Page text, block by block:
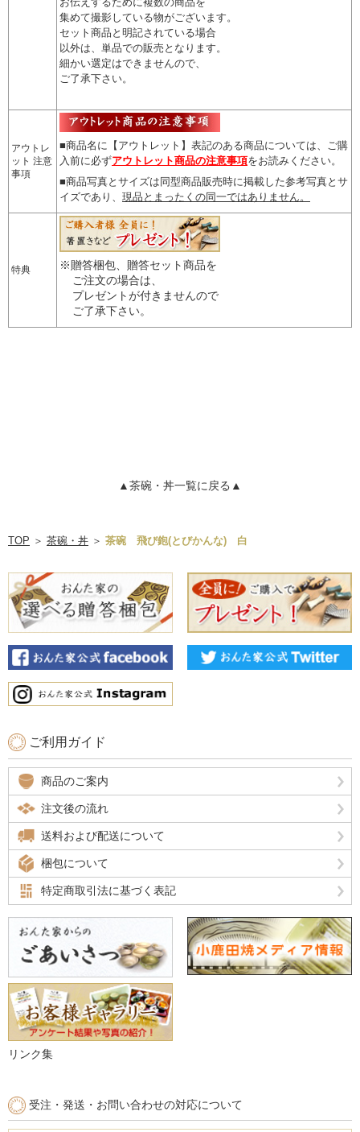
集めて撮影している物がございます。
セット商品と明記されている場合
以外は、単品での販売となります。
細かい選定はできませんので
ご了承下さい。
アウトレ
ット 注意
事項
■商品名に【アウトレット】表記のある商品については、
ご購
入前に必ずアウトレット商品の注意事項をお読みください。
■商品写真とサイズは同型商品販売時に掲載した参考写真とサ
イズであり、 現品とまったくの同一ではありません。
特典
※贈答梱包、贈答セット商品を
ご注文の場合は、
プレゼントが付きませんので
ご了承下さい。
▲茶碗・丼一覧に戻る▲
TOP ＞ 茶碗・丼 ＞ 茶碗 飛び鉋(とびかんな) 白
ご利用ガイド
商品のご案内
注文後の流れ
送料および配送について
梱包について
特定商取引法に基づく表記
リンク集
受注・発送・お問い合わせの対応について